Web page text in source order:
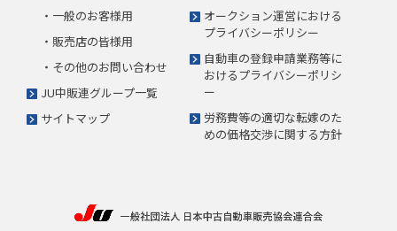
・一般のお客様用
・販売店の皆様用
・その他のお問い合わせ
JU中販連グループ一覧
サイトマップ
オークション運営における
プライバシーポリシー
自動車の登録申請業務等に
おけるプライバシーポリシ
ー
労務費等の適切な転嫁のた
めの価格交渉に関する方針